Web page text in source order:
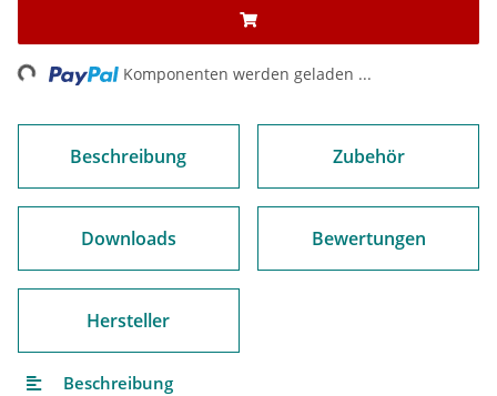
Loading... Komponenten werden geladen ...
Beschreibung Zubehör
Downloads Bewertungen
Hersteller
Beschreibung